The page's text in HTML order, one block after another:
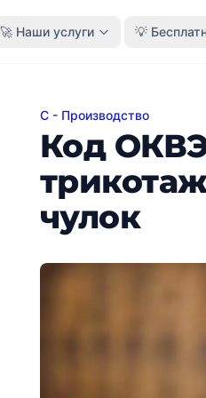
🚀 Наши услуги 💡
Код ОКВЭД 1431:
C - Производство
Код
чулок